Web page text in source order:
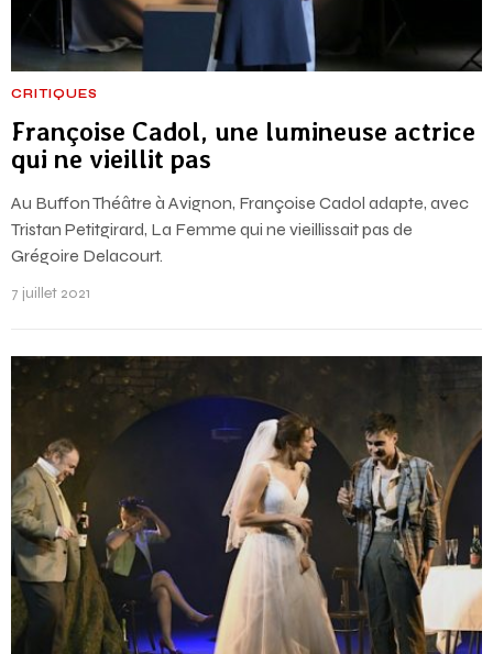
CRITIQUES
Françoise Cadol, une lumineuse actrice
qui ne vieillit pas
Au Buffon Théâtre à Avignon, Françoise Cadol adapte, avec
Tristan Petitgirard, La Femme qui ne vieillissait pas de
Grégoire Delacourt.
7 juillet 2021